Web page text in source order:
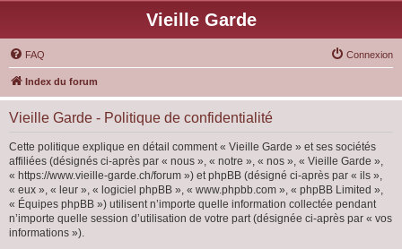
Vieille Garde
FAQ Connexion
Index du forum
Vieille Garde - Politique de confidentialité
Cette politique explique en détail comment « Vieille Garde » et ses sociétés
affiliées (désignés ci-après par « nous », « notre », « nos », « Vieille Garde »,
« https://www.vieille-garde.ch/forum ») et phpBB (désigné ci-après par « ils »,
« eux », « leur », « logiciel phpBB », « www.phpbb.com », « phpBB Limited »,
« Équipes phpBB ») utilisent n’importe quelle information collectée pendant
n’importe quelle session d’utilisation de votre part (désignée ci-après par « vos
informations »).